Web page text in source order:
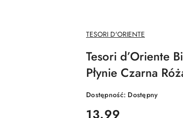
NAZWA
PRODUCENTA:
TESORI D'ORIENTE
Tesori d’Oriente
Płynie Czarna
Dostępność: Dostępny
cena:
13.99